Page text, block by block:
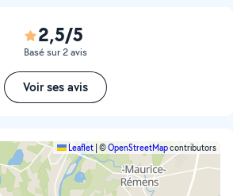
2,5/5
Basé sur 2 avis
Voir ses avis
Leaflet ©OpenStreetMapcontributors